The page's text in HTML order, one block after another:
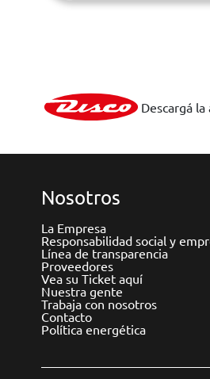
Descargá
Nosotros
La Empresa
Responsabilidad social y
Línea de transparencia
Proveedores
Vea su Ticket aquí
Nuestra gente
Trabaja con nosotros
Contacto
Política energética